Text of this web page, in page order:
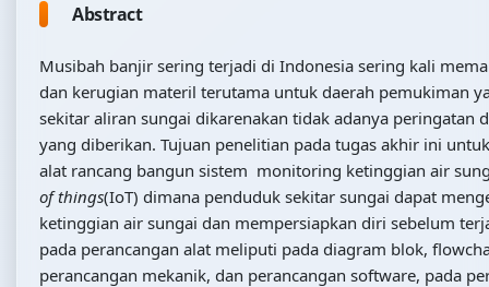
Abstract
Musibah banjir sering terjadi di Indonesia sering kali
dan kerugian materil terutama untuk daerah pemukiman
sekitar aliran sungai dikarenakan tidak adanya peringatan
yang diberikan. Tujuan penelitian pada tugas akhir ini
alat rancang bangun sistem monitoring ketinggian air
of things(IoT) dimana penduduk sekitar sungai dapat
ketinggian air sungai dan mempersiapkan diri sebelum
pada perancangan alat meliputi pada diagram blok,
perancangan mekanik, dan perancangan software, pada